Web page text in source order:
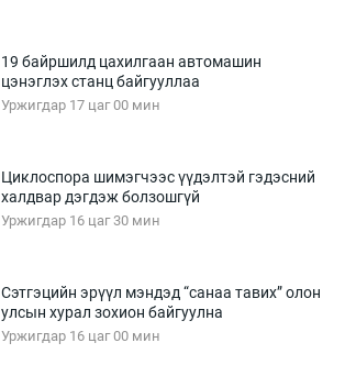
19 байршилд цахилгаан автомашин
цэнэглэх станц байгууллаа
Уржигдар 17 цаг 00 мин
Циклоспора шимэгчээс үүдэлтэй гэдэсний
халдвар дэгдэж болзошгүй
Уржигдар 16 цаг 30 мин
Сэтгэцийн эрүүл мэндэд “санаа тавих” олон
улсын хурал зохион байгуулна
Уржигдар 16 цаг 00 мин